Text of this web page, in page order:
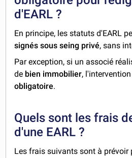
d'EARL ?
En principe, les statuts d'EARL
signés sous seing privé, sans
Par exception, si un associé
de bien immobilier,
obligatoire.
Quels sont les frais
d'une EARL ?
Les frais suivants sont à prévoir